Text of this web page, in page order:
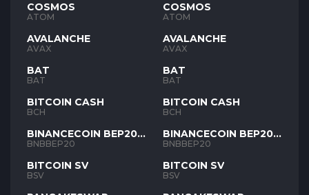
COSMOS
ATOM
AVALANCHE
AVAX
BAT
BAT
BITCOIN CASH
BCH
BINANCECOIN BEP20
BNB
BNBBEP20
BITCOIN SV
BSV
COSMOS
ATOM
AVALANCHE
AVAX
BAT
BAT
BITCOIN CASH
BCH
BINANCECOIN BEP20
BNB
BNBBEP20
BITCOIN SV
BSV